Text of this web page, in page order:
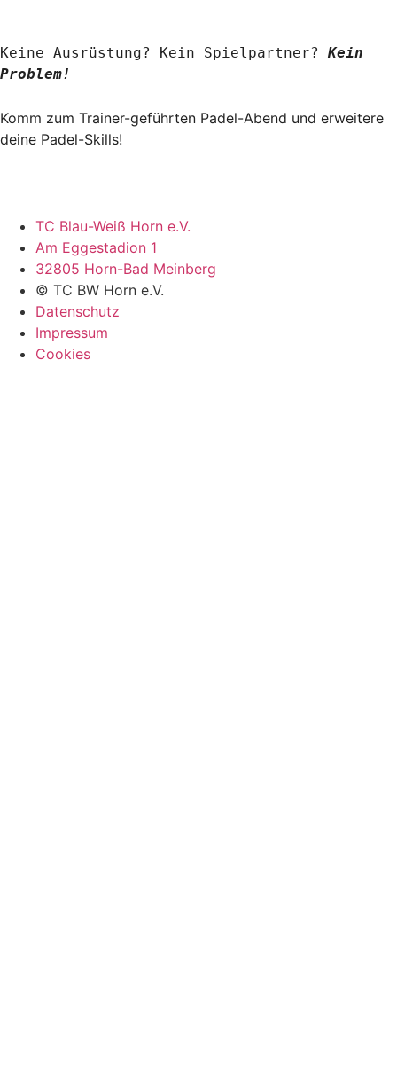
Keine Ausrüstung? Kein Spielpartner? Kein
Problem!
Komm zum Trainer-geführten Padel-Abend und erweitere
deine Padel-Skills!
TC Blau-Weiß Horn e.V.
Am Eggestadion 1
32805 Horn-Bad Meinberg
© TC BW Horn e.V.
Datenschutz
Impressum
Cookies